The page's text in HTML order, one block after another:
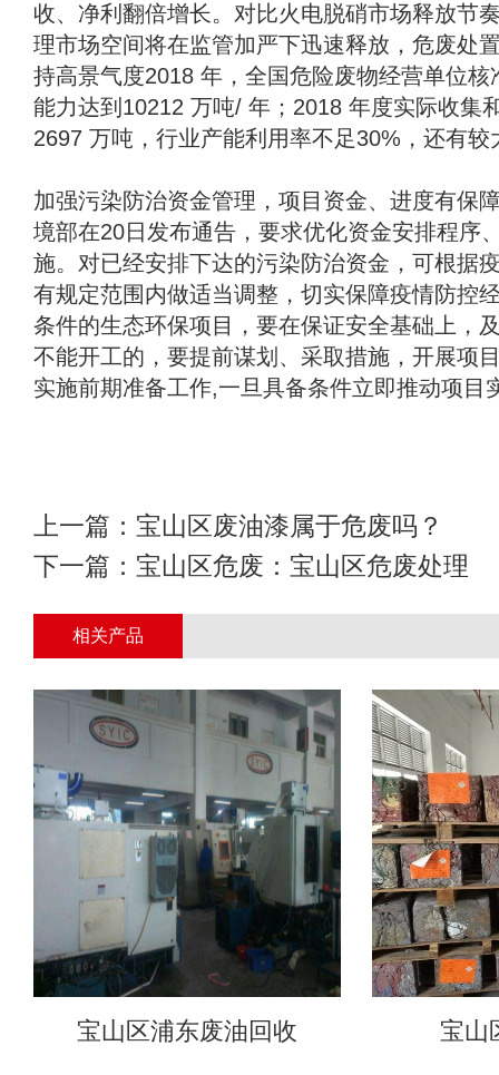
收、净利翻倍增长。对比火电脱硝市场释放节
理市场空间将在监管加严下迅速释放，危废处
持高景气度2018 年，全国危险废物经营单位核
能力达到10212 万吨/ 年；2018 年度实际收集
2697 万吨，行业产能利用率不足30%，还有较
加强污染防治资金管理，项目资金、进度有保
境部在20日发布通告，要求优化资金安排程序
施。对已经安排下达的污染防治资金，可根据
有规定范围内做适当调整，切实保障疫情防控
条件的生态环保项目，要在保证安全基础上，
不能开工的，要提前谋划、采取措施，开展项
实施前期准备工作,一旦具备条件立即推动项目
上一篇： 宝山区废油漆属于危废吗？
下一篇： 宝山区危废：宝山区危废处理
相关产品
宝山区浦东废油回收 宝山